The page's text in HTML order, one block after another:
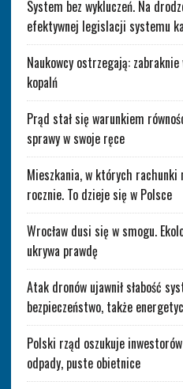
System bez wykluczeń. Na
efektywnej legislacji systemu
Naukowcy ostrzegają:
kopalń
Prąd stał się warunkiem
sprawy w swoje ręce
Mieszkania, w których rachunki
rocznie. To dzieje się w Polsce
Wrocław dusi się w smogu.
ukrywa prawdę
Atak dronów ujawnił słabość
bezpieczeństwo, także
Polski rząd oszukuje
odpady, puste obietnice